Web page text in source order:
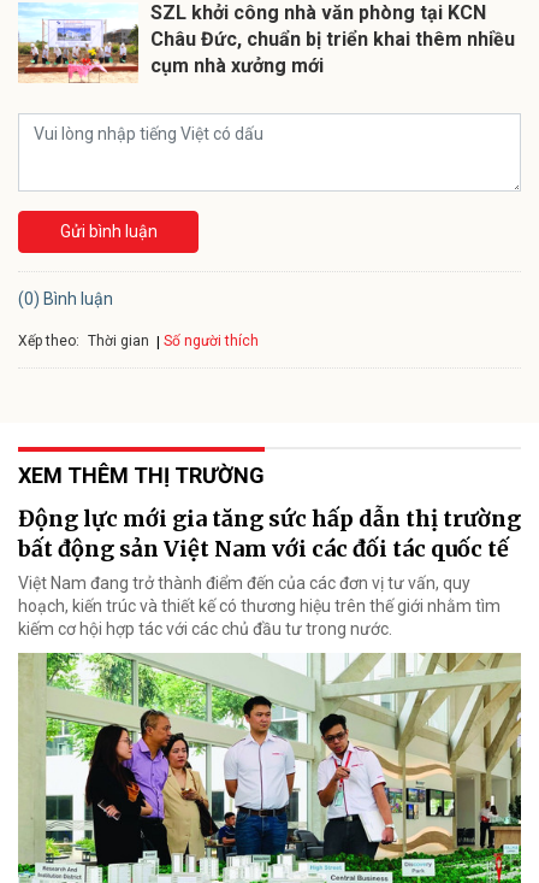
SZL khởi công nhà văn phòng tại KCN
Châu Đức, chuẩn bị triển khai thêm nhiều
cụm nhà xưởng mới
Gửi bình luận
(0) Bình luận
Xếp theo: Thời gian Số người thích
XEM THÊM THỊ TRƯỜNG
Động lực mới gia tăng sức hấp dẫn thị trường
bất động sản Việt Nam với các đối tác quốc tế
Việt Nam đang trở thành điểm đến của các đơn vị tư vấn, quy
hoạch, kiến trúc và thiết kế có thương hiệu trên thế giới nhằm tìm
kiếm cơ hội hợp tác với các chủ đầu tư trong nước.